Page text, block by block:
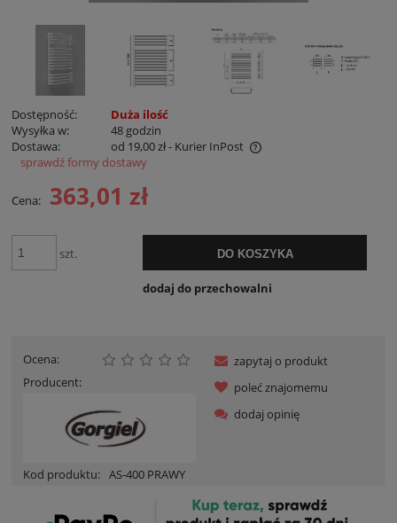
Dostępność:
Duża ilość
Wysyłka w:
48 godzin
Dostawa:
od 19,00 zł- Kurier InPost
Cena nie zawiera ewentualnych kosztów płatności
sprawdź formy dostawy
Cena: 363,01 zł
szt. DO KOSZYKA
dodaj do przechowalni
Ocena:
Producent:
Kod produktu: AS-400 PRAWY
zapytaj o produkt
poleć znajomemu
dodaj opinię